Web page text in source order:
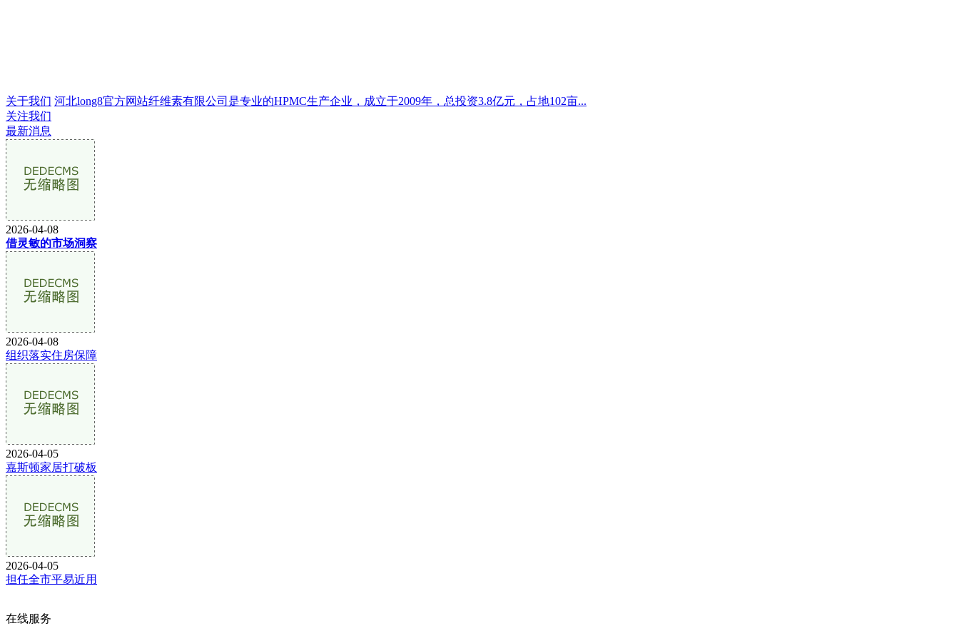
关于我们 河北long8官方网站纤维素有限公司是专业的HPMC生产企业，成立于2009年，总投资3.8亿元，占地102亩...
关注我们
最新消息
2026-04-08
借灵敏的市场洞察
2026-04-08
组织落实住房保障
2026-04-05
嘉斯顿家居打破板
2026-04-05
担任全市平易近用
在线服务